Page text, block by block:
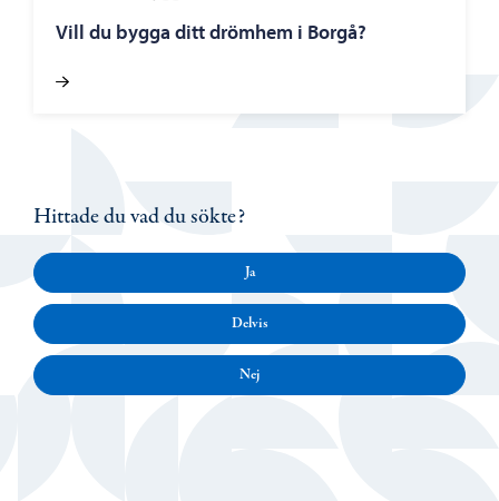
Vill du bygga ditt drömhem i Borgå?
Hittade du vad du sökte?
Ja
Delvis
Nej